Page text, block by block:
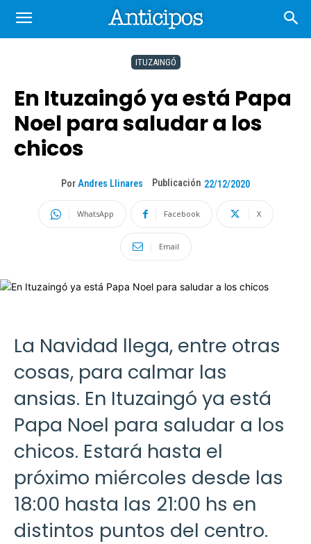
ITUZAINGÓ
En Ituzaingó ya está Papa
Noel para saludar a los
chicos
Por Andres Llinares Publicación 22/12/2020
WhatsApp Facebook X
Email
La Navidad llega, entre otras
cosas, para calmar las
ansias. En Ituzaingó ya está
Papa Noel para saludar a los
chicos. Estará hasta el
próximo miércoles desde las
18:00 hasta las 21:00 hs en
distintos puntos del centro.